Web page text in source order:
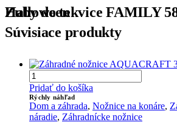
Zuby do tekvice FAMILY 58110 Halloween
Súvisiace produkty
Pridať do košíka
Rýchly náhľad
Dom a záhrada, Nožnice na konáre,
náradie, Záhradnícke nožnice